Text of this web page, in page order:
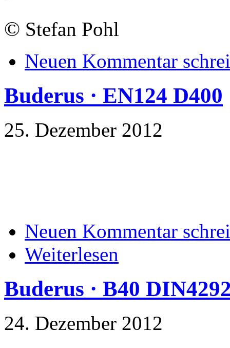
© Stefan Pohl
Neuen Kommentar
Buderus · EN124 D400
25. Dezember 2012
Neuen Kommentar
Weiterlesen
Buderus · B40
24. Dezember 2012